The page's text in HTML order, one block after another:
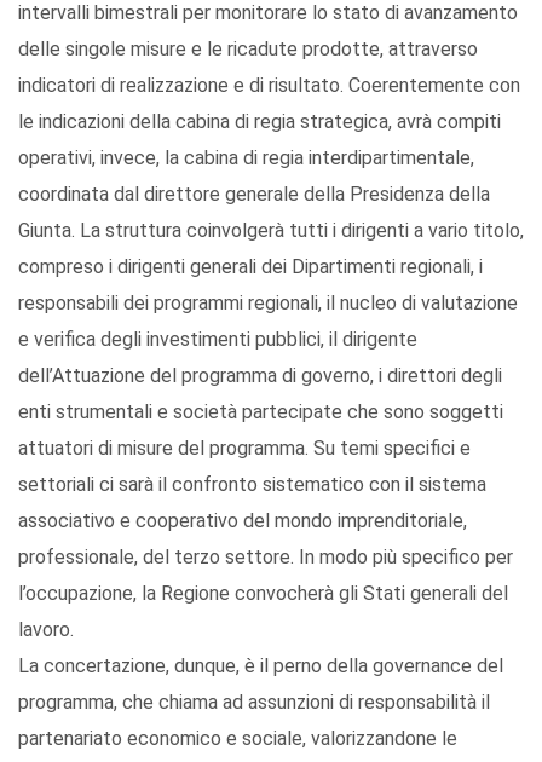
intervalli bimestrali per monitorare lo stato di avanzamento
delle singole misure e le ricadute prodotte, attraverso
indicatori di realizzazione e di risultato. Coerentemente con
le indicazioni della cabina di regia strategica, avrà compiti
operativi, invece, la cabina di regia interdipartimentale,
coordinata dal direttore generale della Presidenza della
Giunta. La struttura coinvolgerà tutti i dirigenti a vario titolo,
compreso i dirigenti generali dei Dipartimenti regionali, i
responsabili dei programmi regionali, il nucleo di valutazione
e verifica degli investimenti pubblici, il dirigente
dell’Attuazione del programma di governo, i direttori degli
enti strumentali e società partecipate che sono soggetti
attuatori di misure del programma. Su temi specifici e
settoriali ci sarà il confronto sistematico con il sistema
associativo e cooperativo del mondo imprenditoriale,
professionale, del terzo settore. In modo più specifico per
l’occupazione, la Regione convocherà gli Stati generali del
lavoro.
La concertazione, dunque, è il perno della governance del
programma, che chiama ad assunzioni di responsabilità il
partenariato economico e sociale, valorizzandone le